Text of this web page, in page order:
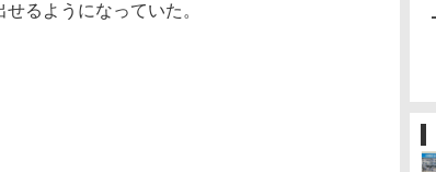
るようになっていた。